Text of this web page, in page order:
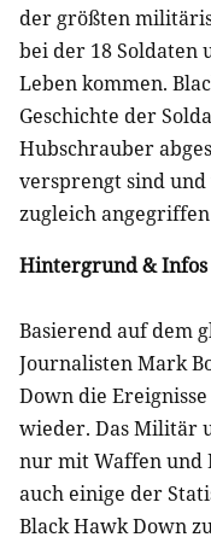
der größten
bei der 18 Soldaten
Leben kommen.
Geschichte der
Hubschrauber
versprengt sind
zugleich
Hintergrund & Infos
Basierend auf dem
Journalisten Mark
Down die
wieder. Das Militär
nur mit Waffen und
auch einige der
Black Hawk Down